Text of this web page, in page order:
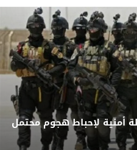
أمنية لإحباط هجوم محتمل